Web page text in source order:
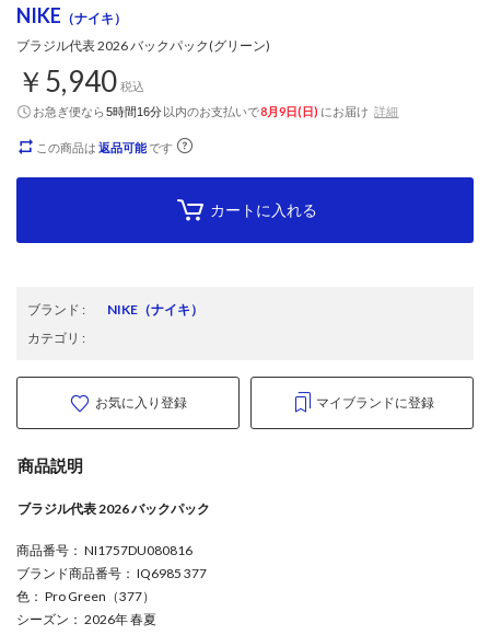
NIKE （ナイキ）
ブラジル代表 2026 バックパック(グリーン)
￥5,940 税込
お急ぎ便なら5時間16分以内のお支払いで8月9日(日) にお届け 詳細
この商品は 返品可能です
カートに入れる
ブランド : NIKE （ナイキ）
カテゴリ :
お気に入り登録 マイブランドに登録
商品説明
ブラジル代表 2026 バックパック
商品番号 ： NI1757DU080816
ブランド商品番号 ： IQ6985 377
色 ： Pro Green（377）
シーズン ： 2026年 春夏